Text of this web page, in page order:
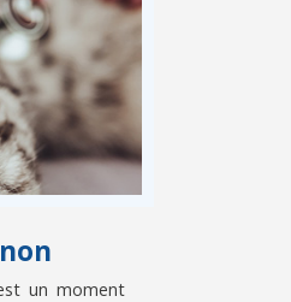
un moment